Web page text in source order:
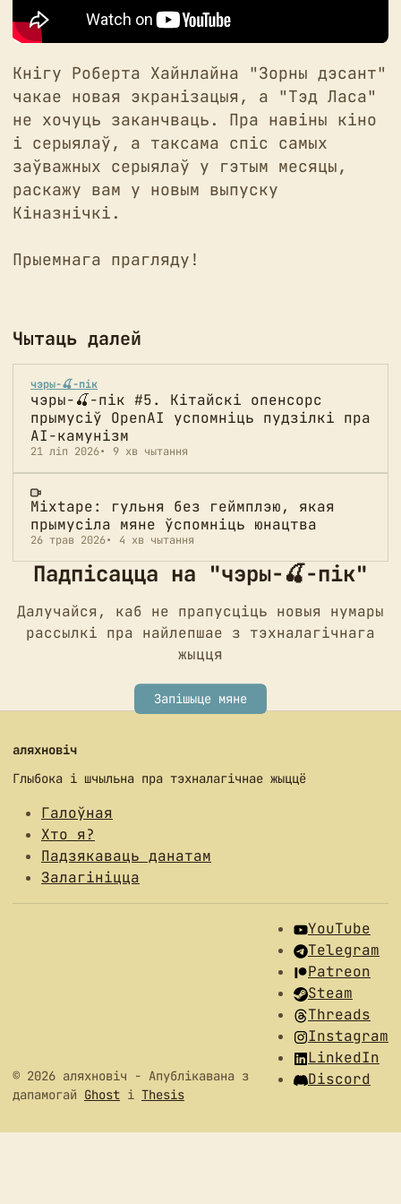
Кнігу Роберта Хайнлайна "Зорны дэсант"
чакае новая экранізацыя, а "Тэд Ласа"
не хочуць заканчваць. Пра навіны кіно
і серыялаў, а таксама спіс самых
заўважных серыялаў у гэтым месяцы,
раскажу вам у новым выпуску
Кіназнічкі.
Прыемнага прагляду!
Чытаць далей
чэры-🍒-пік
чэры-🍒-пік #5. Кітайскі опенсорс
прымусіў OpenAI успомніць пудзілкі пра
AI-камунізм
21 ліп 2026 9 хв чытання
Mixtape: гульня без геймплэю, якая
прымусіла мяне ўспомніць юнацтва
26 трав 2026 4 хв чытання
Падпісацца на "чэры-🍒-пік"
Далучайся, каб не прапусціць новыя нумары
рассылкі пра найлепшае з тэхналагічнага
жыцця
Запішыце мяне
аляхновіч
Глыбока і шчыльна пра тэхналагічнае жыццё
Галоўная
Хто я?
Падзякаваць данатам
Залагініцца
© 2026 аляхновіч - Апублікавана з
дапамогай Ghost і Thesis
YouTube
Telegram
Patreon
Steam
Threads
Instagram
LinkedIn
Discord